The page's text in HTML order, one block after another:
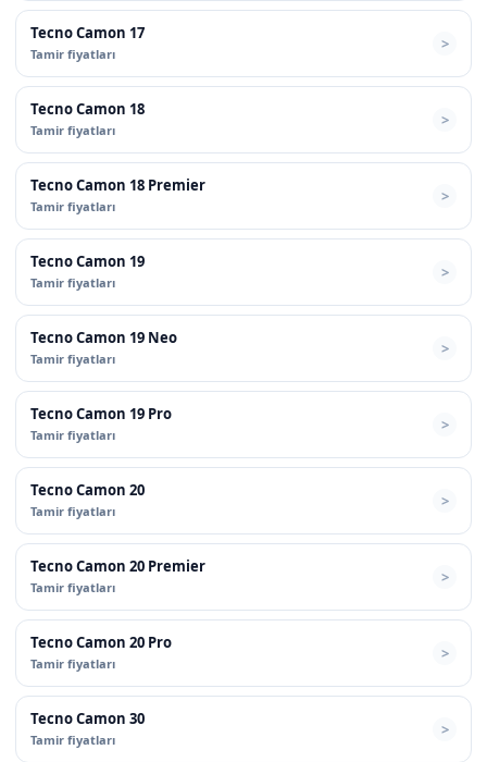
Tecno Camon 17
Tamir fiyatları
Tecno Camon 18
Tamir fiyatları
Tecno Camon 18 Premier
Tamir fiyatları
Tecno Camon 19
Tamir fiyatları
Tecno Camon 19 Neo
Tamir fiyatları
Tecno Camon 19 Pro
Tamir fiyatları
Tecno Camon 20
Tamir fiyatları
Tecno Camon 20 Premier
Tamir fiyatları
Tecno Camon 20 Pro
Tamir fiyatları
Tecno Camon 30
Tamir fiyatları